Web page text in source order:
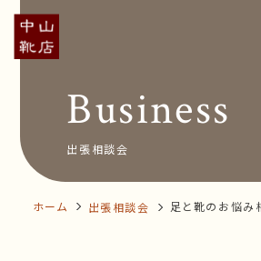
Concept コンセプ
Insole オーダー中
News&Blog
Company 会社
Business
出張相談会
ホーム 出張相談会
足と靴のお悩